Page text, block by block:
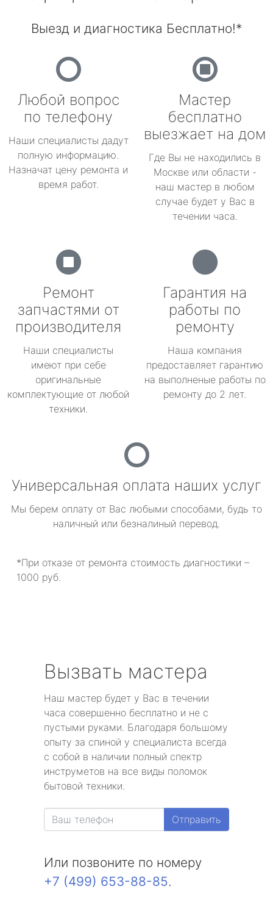
Выезд и диагностика Бесплатно!*
Любой вопрос
по телефону
Наши специалисты дадут
полную информацию.
Назначат цену ремонта и
время работ.
Мастер
бесплатно
выезжает на дом
Где Вы не находились в
Москве или области -
наш мастер в любом
случае будет у Вас в
течении часа.
Ремонт
запчастями от
производителя
Наши специалисты
имеют при себе
оригинальные
комплектующие от любой
техники.
Гарантия на
работы по
ремонту
Наша компания
предоставляет гарантию
на выполненые работы по
ремонту до 2 лет.
Универсальная оплата наших услуг
Мы берем оплату от Вас любыми способами, будь то
наличный или безналиный перевод.
*При отказе от ремонта стоимость диагностики –
1000 руб.
Вызвать мастера
Наш мастер будет у Вас в течении
часа совершенно бесплатно и не с
пустыми руками. Благодаря большому
опыту за спиной у специалиста всегда
с собой в наличии полный спектр
инструметов на все виды поломок
бытовой техники.
Отправить
Или позвоните по номеру
+7 (499) 653-88-85.